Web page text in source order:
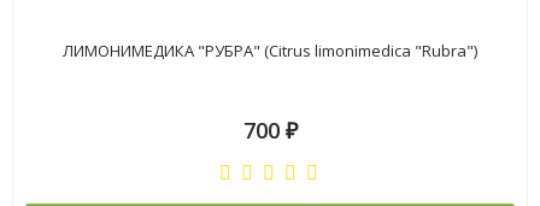
ЛИМОНИМЕДИКА "РУБРА" (Citrus limonimedica "Rubra")
700 ₽